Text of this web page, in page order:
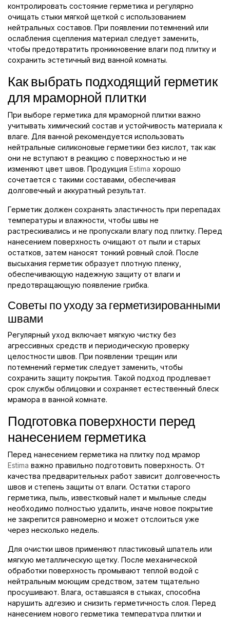
контролировать состояние герметика и регулярно
очищать стыки мягкой щеткой с использованием
нейтральных составов. При появлении потемнений или
ослабления сцепления материал следует заменить,
чтобы предотвратить проникновение влаги под плитку и
сохранить эстетичный вид ванной комнаты.
Как выбрать подходящий герметик
для мраморной плитки
При выборе герметика для мраморной плитки важно
учитывать химический состав и устойчивость материала к
влаге. Для ванной рекомендуется использовать
нейтральные силиконовые герметики без кислот, так как
они не вступают в реакцию с поверхностью и не
изменяют цвет швов. Продукция Estima хорошо
сочетается с такими составами, обеспечивая
долговечный и аккуратный результат.
Герметик должен сохранять эластичность при перепадах
температуры и влажности, чтобы швы не
растрескивались и не пропускали влагу под плитку. Перед
нанесением поверхность очищают от пыли и старых
остатков, затем наносят тонкий ровный слой. После
высыхания герметик образует плотную пленку,
обеспечивающую надежную защиту от влаги и
предотвращающую появление грибка.
Советы по уходу за герметизированными
швами
Регулярный уход включает мягкую чистку без
агрессивных средств и периодическую проверку
целостности швов. При появлении трещин или
потемнений герметик следует заменить, чтобы
сохранить защиту покрытия. Такой подход продлевает
срок службы облицовки и сохраняет естественный блеск
мрамора в ванной комнате.
Подготовка поверхности перед
нанесением герметика
Перед нанесением герметика на плитку под мрамор
Estima важно правильно подготовить поверхность. От
качества предварительных работ зависит долговечность
швов и степень защиты от влаги. Остатки старого
герметика, пыль, известковый налет и мыльные следы
необходимо полностью удалить, иначе новое покрытие
не закрепится равномерно и может отслоиться уже
через несколько недель.
Для очистки швов применяют пластиковый шпатель или
мягкую металлическую щетку. После механической
обработки поверхность промывают теплой водой с
нейтральным моющим средством, затем тщательно
просушивают. Влага, оставшаяся в стыках, способна
нарушить адгезию и снизить герметичность слоя. Перед
нанесением нового герметика температура плитки и